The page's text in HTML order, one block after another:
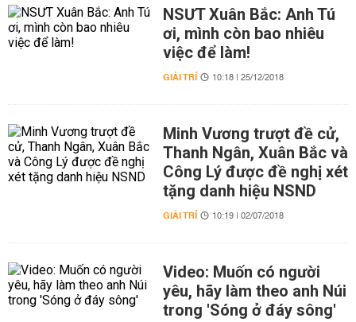
NSƯT Xuân Bắc: Anh Tú
ơi, mình còn bao nhiêu
việc để làm!
GIẢI TRÍ 10:18 | 25/12/2018
Minh Vương trượt đề cử,
Thanh Ngân, Xuân Bắc và
Công Lý được đề nghị xét
tặng danh hiệu NSND
GIẢI TRÍ 10:19 | 02/07/2018
Video: Muốn có người
yêu, hãy làm theo anh Núi
trong 'Sóng ở đáy sông'